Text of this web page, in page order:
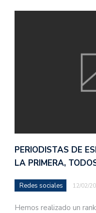
PERIODISTAS DE
LA PRIMERA,
Redes sociales 12/02/
Hemos realizado un